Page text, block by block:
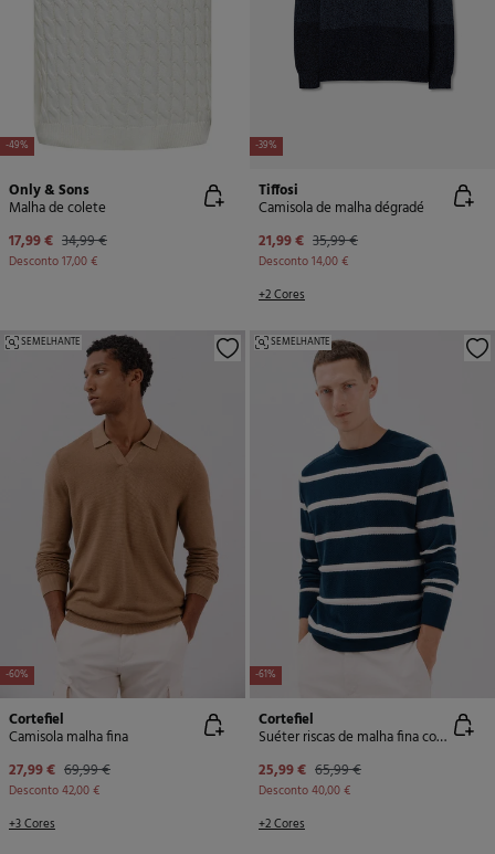
-49%
Only & Sons
Malha de colete
17,99 € 34,99 €
Desconto17,00 €
-39%
Tiffosi
Camisola de malha dégradé
21,99 € 35,99 €
Desconto14,00 €
+2 Cores
-60%
SEMELHANTE
Cortefiel
Camisola malha fina
27,99 € 69,99 €
Desconto42,00 €
+3 Cores
-61%
SEMELHANTE
Cortefiel
Suéter riscas de malha fina com gola redonda
25,99 € 65,99 €
Desconto40,00 €
+2 Cores